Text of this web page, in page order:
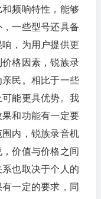
频响特性，能够
一些型号还具备
，为用户提供更
格因素，锐族录
民。相比于一些
能更具优势。我
和功能有一定要
内，锐族录音机
价值与价格之间
也取决于个人的
一定的要求，同